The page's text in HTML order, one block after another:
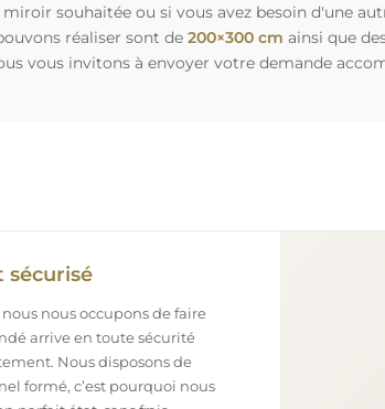
souhaitée ou si vous avez besoin d'une
réaliser sont de 200×300 cm ainsi que
vous invitons à envoyer votre demande
nous nous occupons de faire
arrive en toute sécurité
Nous disposons de
formé, c’est pourquoi nous